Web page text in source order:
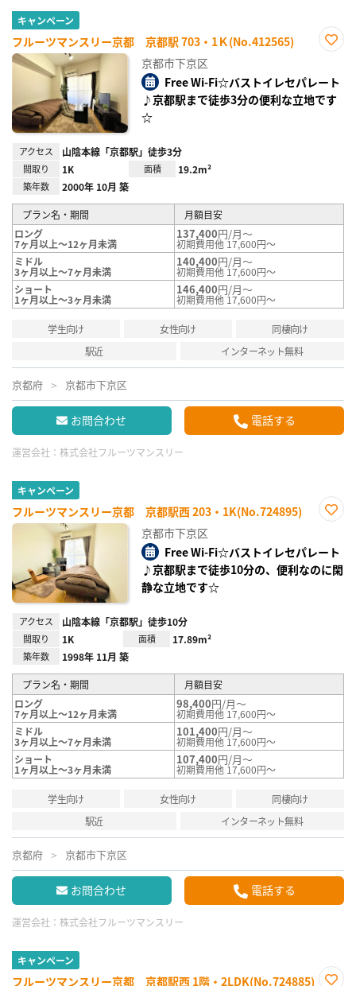
キャンペーン
フルーツマンスリー京都 京都駅 703・1Ｋ(No.412565)
り登
京都市下京区
Free Wi-Fi☆バストイレセパレート
♪京都駅まで徒歩3分の便利な立地です
☆
アクセス 山陰本線「京都駅」徒歩3分
間取り 1K 面積 19.2m²
築年数 2000年 10月 築
プラン名・期間
月額目安
ロング
7ヶ月以上～12ヶ月未満
137,400円/月～
初期費用他 17,600円～
ミドル
3ヶ月以上～7ヶ月未満
140,400円/月～
初期費用他 17,600円～
ショート
1ヶ月以上～3ヶ月未満
146,400円/月～
初期費用他 17,600円～
学生向け 女性向け
同棲向け
駅近
インターネット無料
京都府 京都市下京区
お問合わせ 電話する
運営会社： 株式会社フルーツマンスリー
キャンペーン
フルーツマンスリー京都 京都駅西 203・1K(No.724895)
り登
京都市下京区
Free Wi-Fi☆バストイレセパレート
♪京都駅まで徒歩10分の、便利なのに閑
静な立地です☆
アクセス 山陰本線「京都駅」徒歩10分
間取り 1K 面積 17.89m²
築年数 1998年 11月 築
プラン名・期間
月額目安
ロング
7ヶ月以上～12ヶ月未満
98,400円/月～
初期費用他 17,600円～
ミドル
3ヶ月以上～7ヶ月未満
101,400円/月～
初期費用他 17,600円～
ショート
1ヶ月以上～3ヶ月未満
107,400円/月～
初期費用他 17,600円～
学生向け 女性向け
同棲向け
駅近
インターネット無料
京都府 京都市下京区
お問合わせ 電話する
運営会社： 株式会社フルーツマンスリー
キャンペーン
フルーツマンスリー京都 京都駅西 1階・2LDK(No.724885)